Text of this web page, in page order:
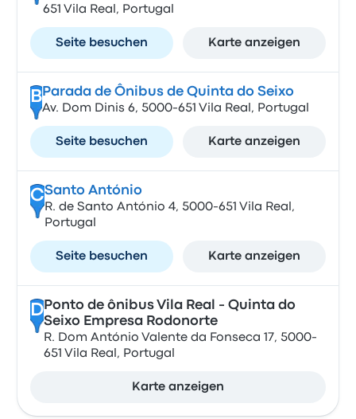
651 Vila Real, Portugal
Seite besuchen Karte anzeigen
B Parada de Ônibus de Quinta do Seixo
Av. Dom Dinis 6, 5000-651 Vila Real, Portugal
Seite besuchen Karte anzeigen
CSanto António
R. de Santo António 4, 5000-651 Vila Real,
Portugal
Seite besuchen Karte anzeigen
DPonto de ônibus Vila Real - Quinta do
Seixo Empresa Rodonorte
R. Dom António Valente da Fonseca 17, 5000-
651 Vila Real, Portugal
Karte anzeigen